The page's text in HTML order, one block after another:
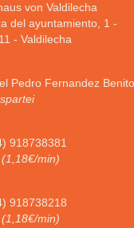
von Valdilecha
del ayuntamiento, 1 -
- Valdilecha
Pedro Fernandez Benito
918738381
min)
918738218
min)